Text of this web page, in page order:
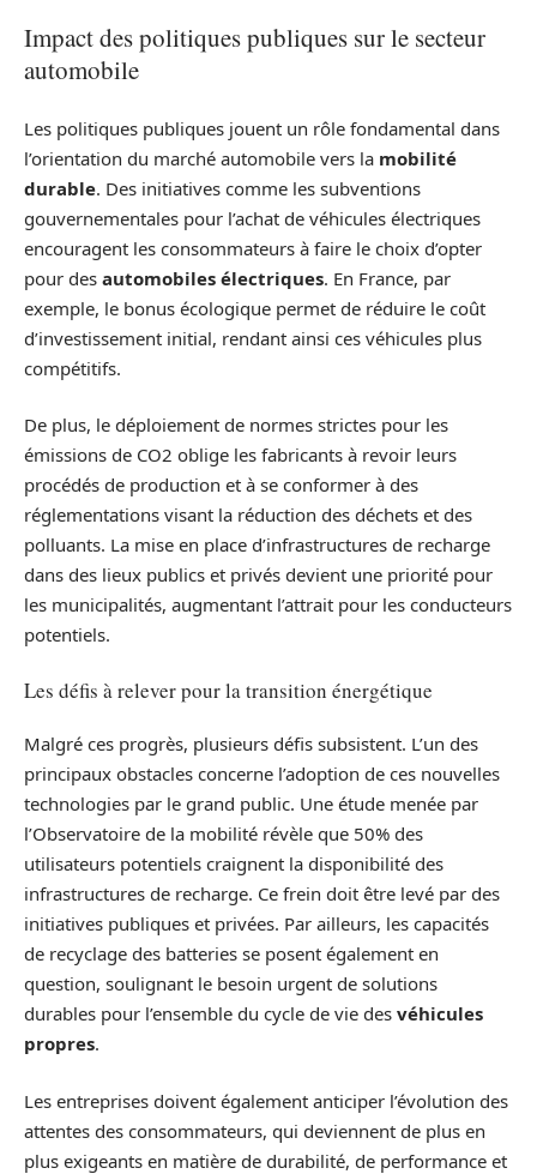
Impact des politiques publiques sur le secteur
automobile
Les politiques publiques jouent un rôle fondamental dans
l’orientation du marché automobile vers la mobilité
durable. Des initiatives comme les subventions
gouvernementales pour l’achat de véhicules électriques
encouragent les consommateurs à faire le choix d’opter
pour des automobiles électriques. En France, par
exemple, le bonus écologique permet de réduire le coût
d’investissement initial, rendant ainsi ces véhicules plus
compétitifs.
De plus, le déploiement de normes strictes pour les
émissions de CO2 oblige les fabricants à revoir leurs
procédés de production et à se conformer à des
réglementations visant la réduction des déchets et des
polluants. La mise en place d’infrastructures de recharge
dans des lieux publics et privés devient une priorité pour
les municipalités, augmentant l’attrait pour les conducteurs
potentiels.
Les défis à relever pour la transition énergétique
Malgré ces progrès, plusieurs défis subsistent. L’un des
principaux obstacles concerne l’adoption de ces nouvelles
technologies par le grand public. Une étude menée par
l’Observatoire de la mobilité révèle que 50% des
utilisateurs potentiels craignent la disponibilité des
infrastructures de recharge. Ce frein doit être levé par des
initiatives publiques et privées. Par ailleurs, les capacités
de recyclage des batteries se posent également en
question, soulignant le besoin urgent de solutions
durables pour l’ensemble du cycle de vie des véhicules
propres.
Les entreprises doivent également anticiper l’évolution des
attentes des consommateurs, qui deviennent de plus en
plus exigeants en matière de durabilité, de performance et